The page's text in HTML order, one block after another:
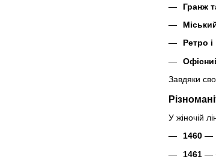
Гранж
Ретро і
Завдяки
У жіночій
1460 —
1461 —